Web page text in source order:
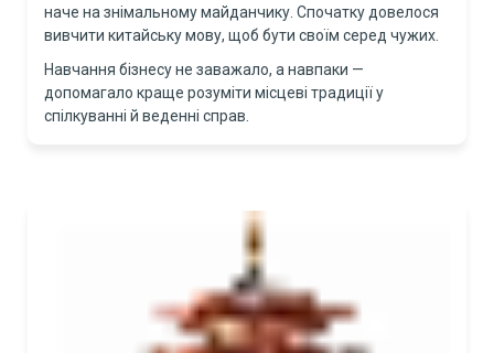
наче на знімальному майданчику. Спочатку довелося
вивчити китайську мову, щоб бути своїм серед чужих.
Навчання бізнесу не заважало, а навпаки —
допомагало краще розуміти місцеві традиції у
спілкуванні й веденні справ.